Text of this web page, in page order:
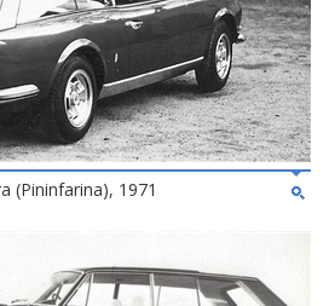
(Pininfarina), 1971